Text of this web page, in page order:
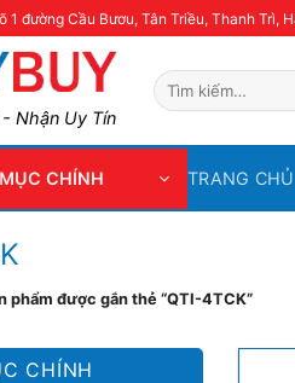
1 đường Cầu Bươu, Tân Triều, Thanh Trì,
Nhận Uy Tín
Tìm
kiếm:
CHÍNH TRANG CHỦ
phẩm được gắn thẻ “QTI-4TCK”
CHÍNH